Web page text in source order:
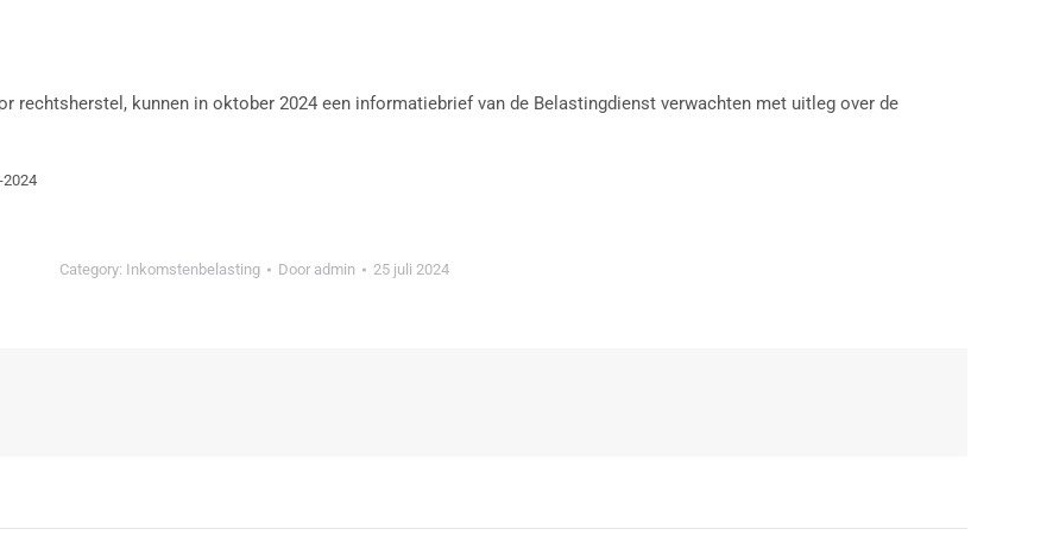
rechtsherstel, kunnen in oktober 2024 een informatiebrief van de Belastingdienst verwachten met uitleg over de
2024
Category: Inkomstenbelasting Door admin 25 juli 2024